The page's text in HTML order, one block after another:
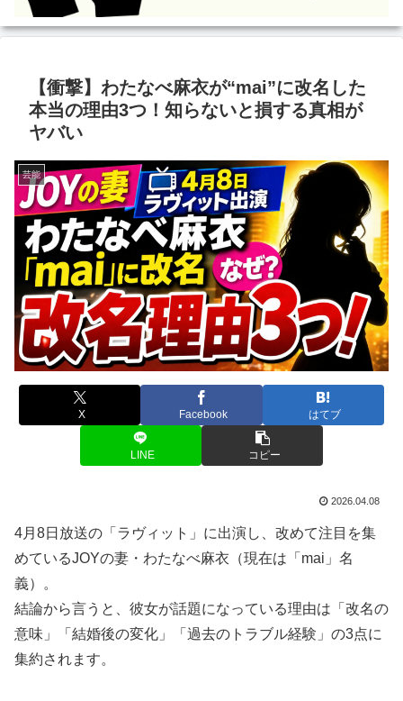
【衝撃】わたなべ麻衣が“mai”に改名した
本当の理由3つ！知らないと損する真相が
ヤバい
芸能
X Facebook はてブ
LINE コピー
2026.04.08
4月8日放送の「ラヴィット」に出演し、改めて注目を集
めているJOYの妻・わたなべ麻衣（現在は「mai」名
義）。
結論から言うと、彼女が話題になっている理由は「改名の
意味」「結婚後の変化」「過去のトラブル経験」の3点に
集約されます。